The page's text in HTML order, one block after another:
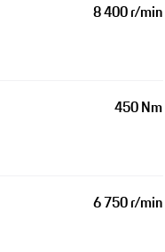
8 400 r/min
450 Nm
6 750 r/min